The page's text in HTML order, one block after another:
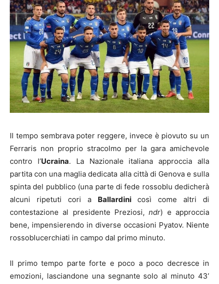
Il tempo sembrava poter reggere, invece è piovuto su un
Ferraris non proprio stracolmo per la gara amichevole
contro l’Ucraina. La Nazionale italiana approccia alla
partita con una maglia dedicata alla città di Genova e sulla
spinta del pubblico (una parte di fede rossoblu dedicherà
alcuni ripetuti cori a Ballardinicosì come altri di
contestazione al presidente Preziosi,ndr) e approccia
bene, impensierendo in diverse occasioni Pyatov. Niente
rossoblucerchiati in campo dal primo minuto.
Il primo tempo parte forte e poco a poco decresce in
emozioni, lasciandone una segnante solo al minuto 43’